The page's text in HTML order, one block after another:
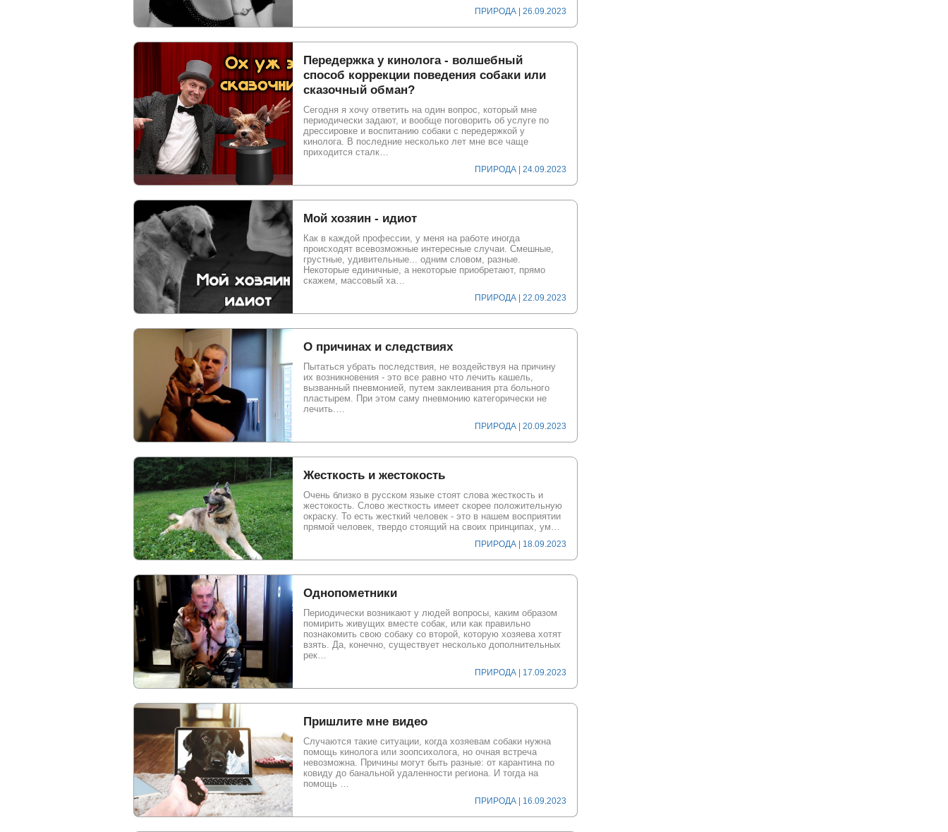
ПРИРОДА | 26.09.2023
Передержка у кинолога - волшебный
способ коррекции поведения собаки или
сказочный обман?
Сегодня я хочу ответить на один вопрос, который мне
периодически задают, и вообще поговорить об услуге по
дрессировке и воспитанию собаки с передержкой у
кинолога. В последние несколько лет мне все чаще
приходится сталк…
ПРИРОДА | 24.09.2023
Мой хозяин - идиот
Как в каждой профессии, у меня на работе иногда
происходят всевозможные интересные случаи. Смешные,
грустные, удивительные... одним словом, разные.
Некоторые единичные, а некоторые приобретают, прямо
скажем, массовый ха…
ПРИРОДА | 22.09.2023
О причинах и следствиях
Пытаться убрать последствия, не воздействуя на причину
их возникновения - это все равно что лечить кашель,
вызванный пневмонией, путем заклеивания рта больного
пластырем. При этом саму пневмонию категорически не
лечить.…
ПРИРОДА | 20.09.2023
Жесткость и жестокость
Очень близко в русском языке стоят слова жесткость и
жестокость. Слово жесткость имеет скорее положительную
окраску. То есть жесткий человек - это в нашем восприятии
прямой человек, твердо стоящий на своих принципах, ум…
ПРИРОДА | 18.09.2023
Однопометники
Периодически возникают у людей вопросы, каким образом
помирить живущих вместе собак, или как правильно
познакомить свою собаку со второй, которую хозяева хотят
взять. Да, конечно, существует несколько дополнительных
рек…
ПРИРОДА | 17.09.2023
Пришлите мне видео
Случаются такие ситуации, когда хозяевам собаки нужна
помощь кинолога или зоопсихолога, но очная встреча
невозможна. Причины могут быть разные: от карантина по
ковиду до банальной удаленности региона. И тогда на
помощь …
ПРИРОДА | 16.09.2023